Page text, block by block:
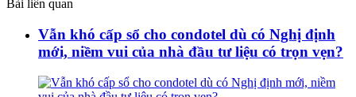
Bài liên quan
Vẫn khó cấp sổ cho condotel dù có Nghị định
mới, niềm vui của nhà đầu tư liệu có trọn vẹn?